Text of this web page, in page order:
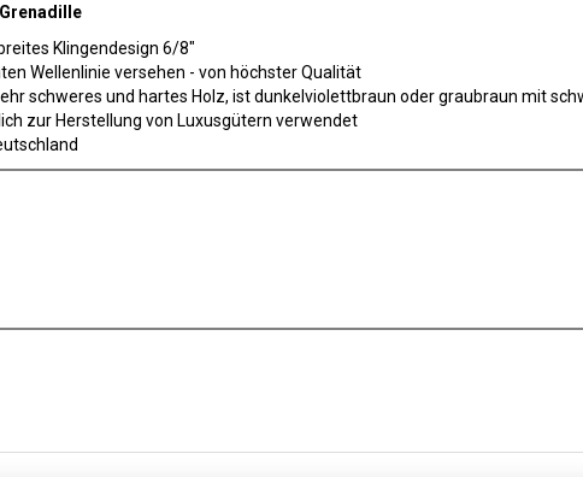
Grenadille
Klingendesign 6/8"
Wellenlinie versehen - von höchster Qualität
schweres und hartes Holz, ist dunkelviolettbraun oder graubraun mit
zur Herstellung von Luxusgütern verwendet